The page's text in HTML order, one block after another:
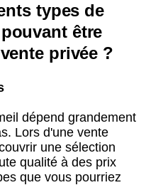
types de
être
privée ?
dépend grandement
Lors d'une vente
une sélection
qualité à des prix
que vous pourriez